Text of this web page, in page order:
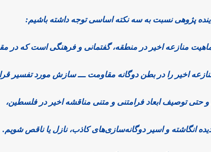
پژوهی نسبت به سه نکته اساسی توجه داشته باشیم:
منازعه اخیر در منطقه، گفتمانی و فرهنگی است که در
اخیر را در بطن دوگانه مقاومت ـــ سازش مورد تفسیر
و حتی توصیف ابعاد فرامتنی و متنی مناقشه اخیر در فلسطین،
انگاشته و اسیر دوگانه‌سازی‌های کاذب، نازل یا ناقص شویم.